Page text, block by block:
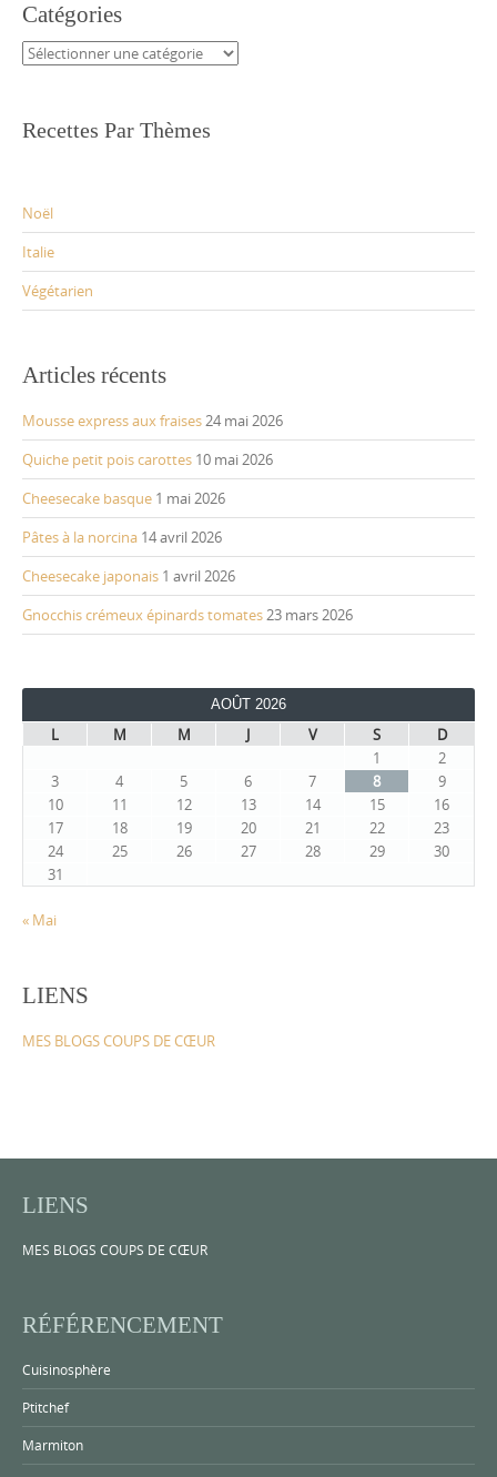
Catégories
Catégories
Recettes Par Thèmes
Noël
Italie
Végétarien
Articles récents
Mousse express aux fraises24 mai 2026
Quiche petit pois carottes 10 mai 2026
Cheesecake basque 1 mai 2026
Pâtes à la norcina 14 avril 2026
Cheesecake japonais 1 avril 2026
Gnocchis crémeux épinards tomates23 mars 2026
AOÛT 2026
L M M J V S
D
1
2
3
4 5 6 7 8
9
10
11 12 13 14 15
16
17
18 19 20 21 22
23
24
25 26 27 28 29
30
31
« Mai
LIENS
MES BLOGS COUPS DE CŒUR
LIENS
MES BLOGS COUPS DE CŒUR
RÉFÉRENCEMENT
Cuisinosphère
Ptitchef
Marmiton